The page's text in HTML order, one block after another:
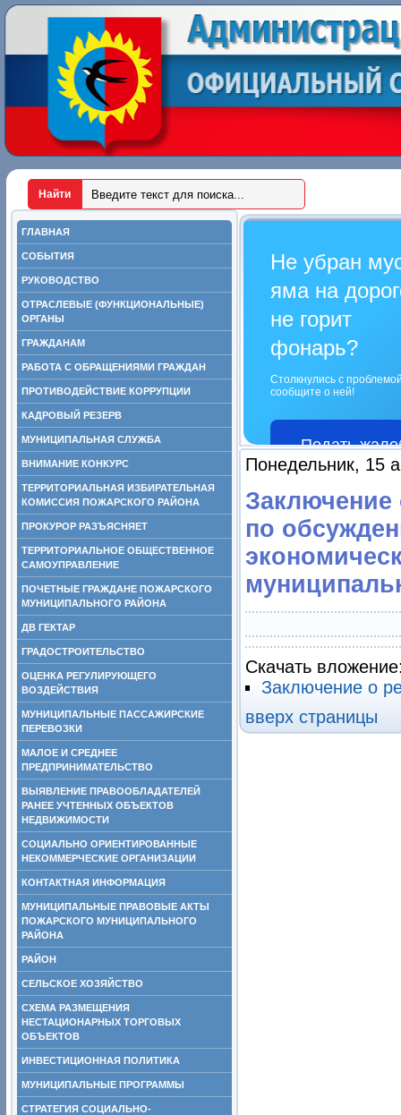
ГЛАВНАЯ
СОБЫТИЯ
РУКОВОДСТВО
ОТРАСЛЕВЫЕ (ФУНКЦИОНАЛЬНЫЕ)
ОРГАНЫ
ГРАЖДАНАМ
РАБОТА С ОБРАЩЕНИЯМИ ГРАЖДАН
ПРОТИВОДЕЙСТВИЕ КОРРУПЦИИ
КАДРОВЫЙ РЕЗЕРВ
МУНИЦИПАЛЬНАЯ СЛУЖБА
ВНИМАНИЕ КОНКУРС
ТЕРРИТОРИАЛЬНАЯ ИЗБИРАТЕЛЬНАЯ
КОМИССИЯ ПОЖАРСКОГО РАЙОНА
ПРОКУРОР РАЗЪЯСНЯЕТ
ТЕРРИТОРИАЛЬНОЕ ОБЩЕСТВЕННОЕ
САМОУПРАВЛЕНИЕ
ПОЧЕТНЫЕ ГРАЖДАНЕ ПОЖАРСКОГО
МУНИЦИПАЛЬНОГО РАЙОНА
ДВ ГЕКТАР
ГРАДОСТРОИТЕЛЬСТВО
ОЦЕНКА РЕГУЛИРУЮЩЕГО
ВОЗДЕЙСТВИЯ
МУНИЦИПАЛЬНЫЕ ПАССАЖИРСКИЕ
ПЕРЕВОЗКИ
МАЛОЕ И СРЕДНЕЕ
ПРЕДПРИНИМАТЕЛЬСТВО
ВЫЯВЛЕНИЕ ПРАВООБЛАДАТЕЛЕЙ
РАНЕЕ УЧТЕННЫХ ОБЪЕКТОВ
НЕДВИЖИМОСТИ
СОЦИАЛЬНО ОРИЕНТИРОВАННЫЕ
НЕКОММЕРЧЕСКИЕ ОРГАНИЗАЦИИ
КОНТАКТНАЯ ИНФОРМАЦИЯ
МУНИЦИПАЛЬНЫЕ ПРАВОВЫЕ АКТЫ
ПОЖАРСКОГО МУНИЦИПАЛЬНОГО
РАЙОНА
РАЙОН
СЕЛЬСКОЕ ХОЗЯЙСТВО
СХЕМА РАЗМЕЩЕНИЯ
НЕСТАЦИОНАРНЫХ ТОРГОВЫХ
ОБЪЕКТОВ
ИНВЕСТИЦИОННАЯ ПОЛИТИКА
МУНИЦИПАЛЬНЫЕ ПРОГРАММЫ
СТРАТЕГИЯ СОЦИАЛЬНО-
Не убран
яма на
не горит
фонарь?
Столкнулись с
сообщите о ней!
Подать
Понедельник, 15
Заключение
по
Скачать
Заключение о
вверх страницы